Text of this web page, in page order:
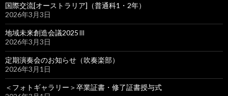
国際交流[オーストラリア]（普通科1・2年）
2026年3月3日
地域未来創造会議2025Ⅲ
2026年3月3日
定期演奏会のお知らせ（吹奏楽部）
2026年3月1日
＜フォトギャラリー＞卒業証書・修了証書授与式